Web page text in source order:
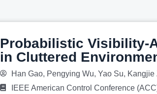
Probabilistic Visibility-
in Cluttered
Han Gao, Pengying Wu, Yao Su,
IEEE American Control Conference